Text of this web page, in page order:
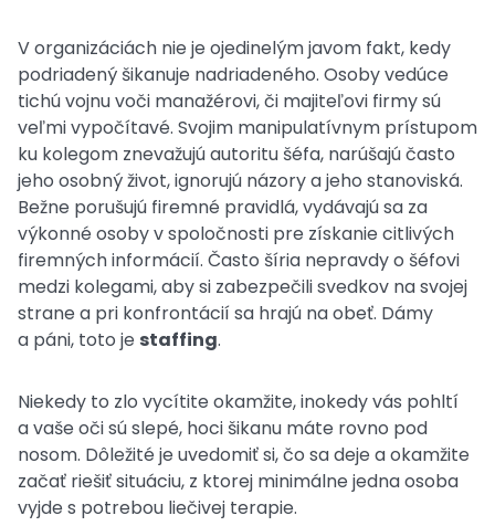
V organizáciách nie je ojedinelým javom fakt, kedy
podriadený šikanuje nadriadeného. Osoby vedúce
tichú vojnu voči manažérovi, či majiteľovi firmy sú
veľmi vypočítavé. Svojim manipulatívnym prístupom
ku kolegom znevažujú autoritu šéfa, narúšajú často
jeho osobný život, ignorujú názory a jeho stanoviská.
Bežne porušujú firemné pravidlá, vydávajú sa za
výkonné osoby v spoločnosti pre získanie citlivých
firemných informácií. Často šíria nepravdy o šéfovi
medzi kolegami, aby si zabezpečili svedkov na svojej
strane a pri konfrontácií sa hrajú na obeť. Dámy
a páni, toto je staffing.
Niekedy to zlo vycítite okamžite, inokedy vás pohltí
a vaše oči sú slepé, hoci šikanu máte rovno pod
nosom. Dôležité je uvedomiť si, čo sa deje a okamžite
začať riešiť situáciu, z ktorej minimálne jedna osoba
vyjde s potrebou liečivej terapie.